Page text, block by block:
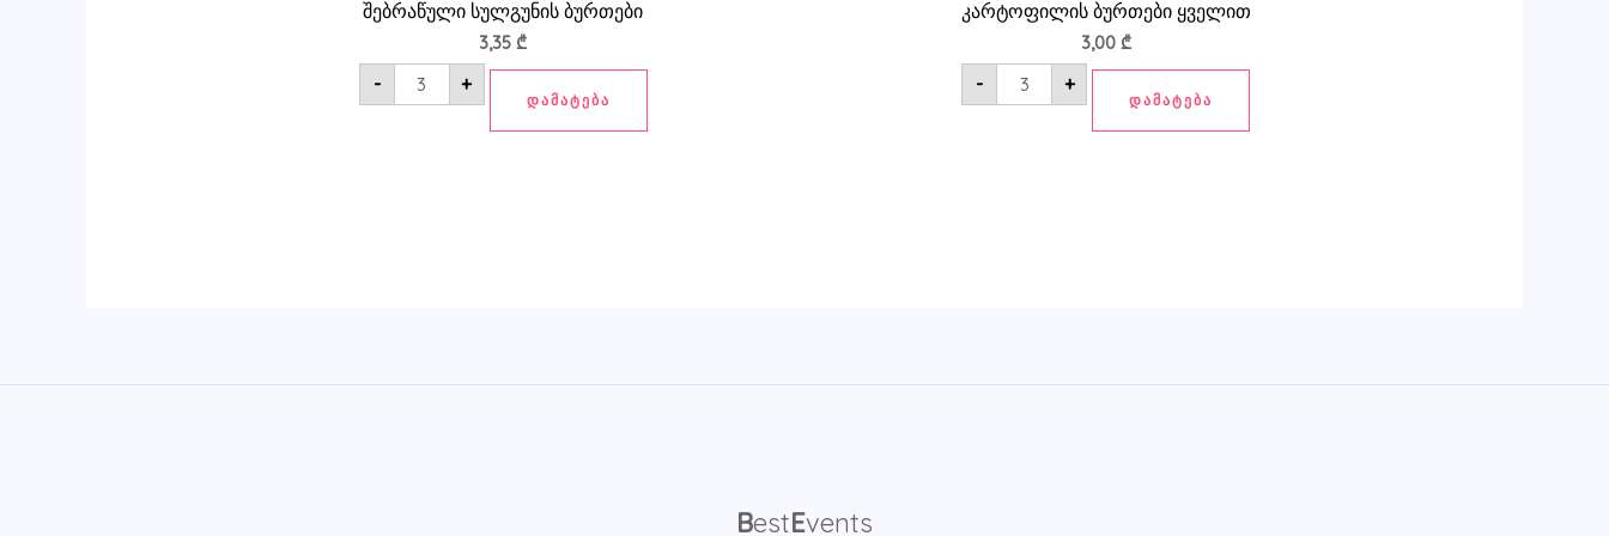
შებრაწული სულგუნის ბურთები
3,35 ₾
- +
ᲓᲐᲛᲐᲢᲔᲑᲐ
კარტოფილის ბურთები ყველით
3,00 ₾
- +
ᲓᲐᲛᲐᲢᲔᲑᲐ
BestEvents